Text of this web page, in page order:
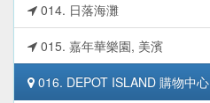
014. 日落海灘
015. 嘉年華樂園, 美濱
016. DEPOT ISLAND 購物中心